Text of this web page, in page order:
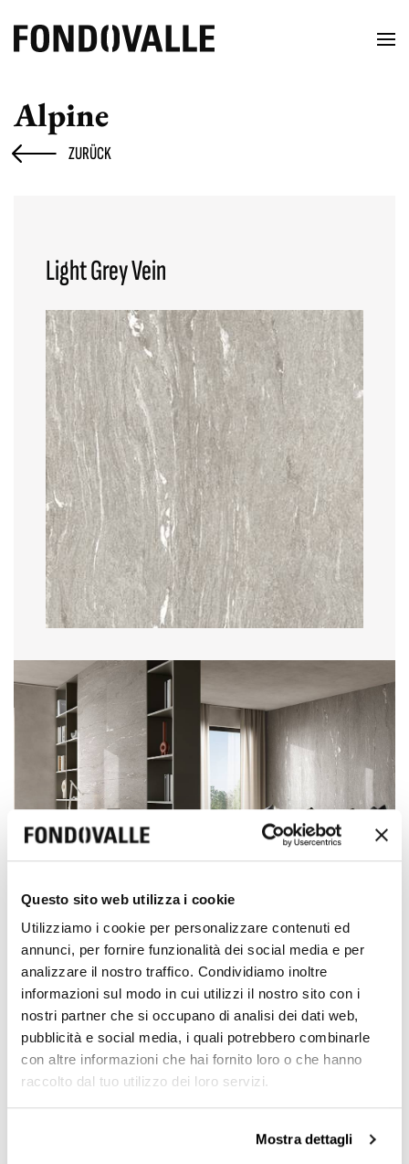
Questo sito web utilizza i cookie
Utilizziamo i cookie per personalizzare contenuti ed
annunci, per fornire funzionalità dei social media e per
analizzare il nostro traffico. Condividiamo inoltre
informazioni sul modo in cui utilizzi il nostro sito con i
nostri partner che si occupano di analisi dei dati web,
pubblicità e social media, i quali potrebbero combinarle
con altre informazioni che hai fornito loro o che hanno
raccolto dal tuo utilizzo dei loro servizi.
Mostra dettagli
ZURÜCK
Alpine
Light Grey Vein
3D Texture Real Matt (R10)
6 mm / 0.24"